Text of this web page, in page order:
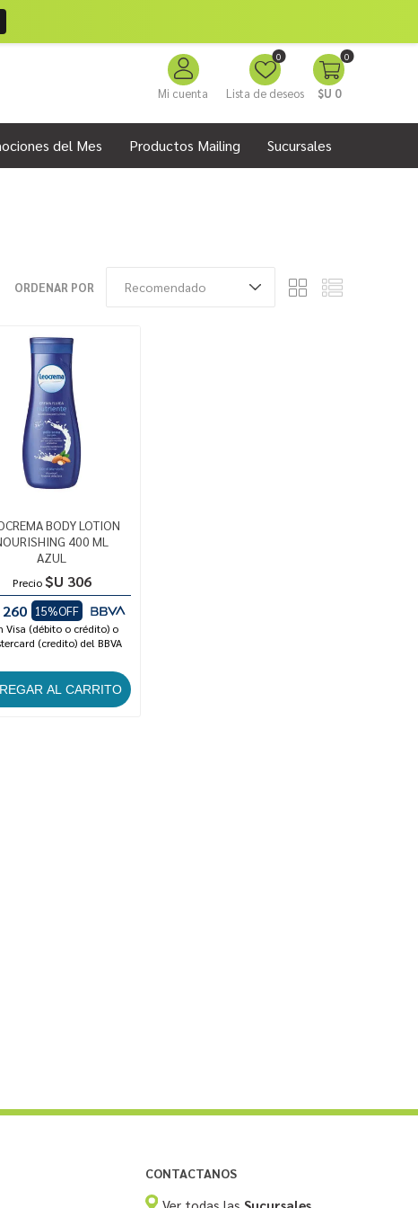
Mi cuenta Lista de deseos
0 0
$U 0
del Mes Productos Mailing Sucursales
ORDENAR POR
BODY LOTION
400 ML
AZUL
Precio $U 306
15%OFF
Visa (débito o crédito) o
(credito) del BBVA
CONTACTANOS
Ver todas las Sucursales